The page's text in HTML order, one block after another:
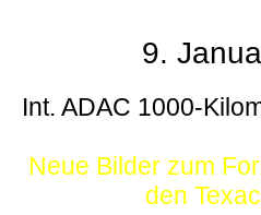
9.
Int. ADAC 1000-
Neue Bilder zum
den